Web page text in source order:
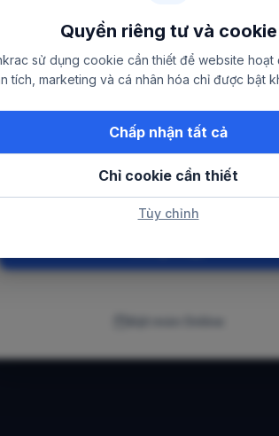
Admin / Owner / Shipper Login
Số điện thoại
Mật khẩu
Quyền riêng tư và cookie
sử dụng cookie cần thiết để website hoạt
tích, marketing và cá nhân hóa chỉ được bật
Chấp nhận tất cả
Chỉ cookie cần thiết
Tùy chỉnh